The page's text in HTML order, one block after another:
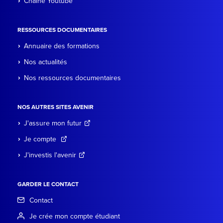
RESSOURCES DOCUMENTAIRES
Annuaire des formations
Nos actualités
Nos ressources documentaires
NOS AUTRES SITES AVENIR
J'assure mon futur
Je compte
J'investis l'avenir
GARDER LE CONTACT
Contact
Je crée mon compte étudiant